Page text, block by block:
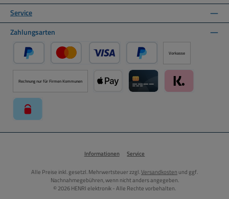
Service
Zahlungsarten
PayPal Kredit- oder Debitkarte über PayPal
Später Bezahlen über PayPal
Vorkasse
Rechnung nur für Firmen Kommunen
Informationen Service
Alle Preise inkl. gesetzl. Mehrwertsteuer zzgl.Versandkosten und ggf.
Nachnahmegebühren, wenn nicht anders angegeben.
© 2026 HENRI elektronik - Alle Rechte vorbehalten.